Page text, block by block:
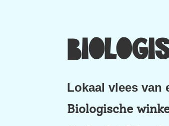
Lokaal vlees van
Biologische